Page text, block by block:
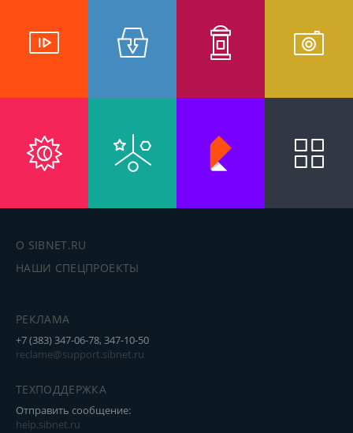
О SIBNET.RU
НАШИ СПЕЦПРОЕКТЫ
РЕКЛАМА
+7 (383) 347-06-78, 347-10-50
reclame@support.sibnet.ru
ТЕХПОДДЕРЖКА
Отправить сообщение:
help.sibnet.ru